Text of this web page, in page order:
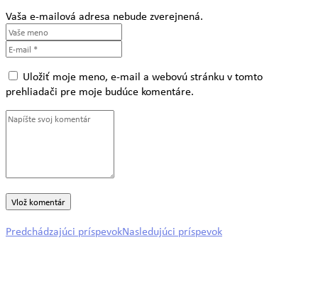
Vaša e-mailová adresa nebude zverejnená.
Uložiť moje meno, e-mail a webovú stránku v tomto
prehliadači pre moje budúce komentáre.
Predchádzajúci príspevokNasledujúci príspevok